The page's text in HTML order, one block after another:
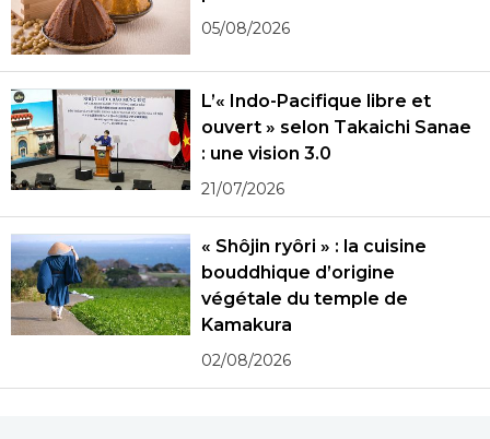
05/08/2026
L’« Indo-Pacifique libre et
ouvert » selon Takaichi Sanae
: une vision 3.0
21/07/2026
« Shôjin ryôri » : la cuisine
bouddhique d’origine
végétale du temple de
Kamakura
02/08/2026